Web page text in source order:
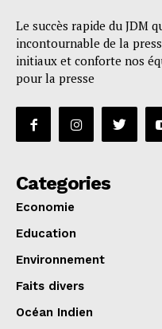
Le succès rapide du JDM
incontournable de la
initiaux et conforte nos
pour la presse
Categories
Economie
Education
Environnement
Faits divers
Océan Indien